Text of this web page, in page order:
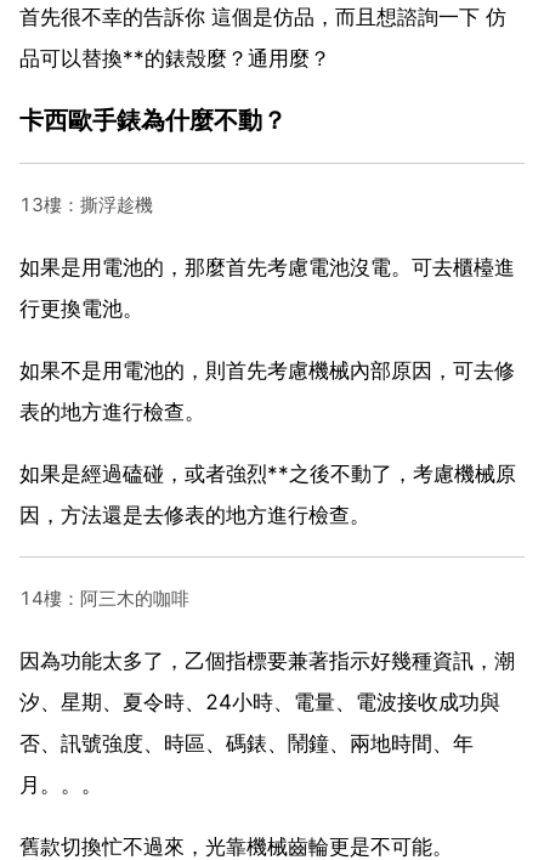
首先很不幸的告訴你 這個是仿品，而且想諮詢一下 仿
品可以替換**的錶殼麼？通用麼？
卡西歐手錶為什麼不動？
13樓：撕浮趁機
如果是用電池的，那麼首先考慮電池沒電。可去櫃檯進
行更換電池。
如果不是用電池的，則首先考慮機械內部原因，可去修
表的地方進行檢查。
如果是經過磕碰，或者強烈**之後不動了，考慮機械原
因，方法還是去修表的地方進行檢查。
14樓：阿三木的咖啡
因為功能太多了，乙個指標要兼著指示好幾種資訊，潮
汐、星期、夏令時、24小時、電量、電波接收成功與
否、訊號強度、時區、碼錶、鬧鐘、兩地時間、年
月。。。
舊款切換忙不過來，光靠機械齒輪更是不可能。